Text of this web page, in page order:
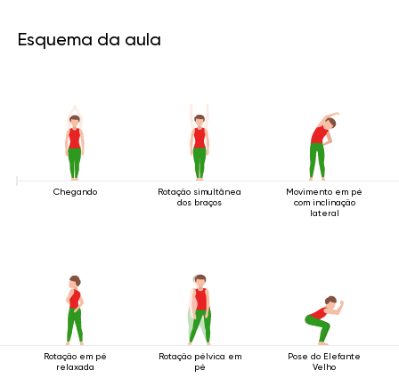
Esquema da aula
Chegando
Rotação simultânea
dos braços
Movimento em pé
com inclinação
lateral
Rotação em pé
relaxada
Rotação pélvica em
pé
Pose do Elefante
Velho